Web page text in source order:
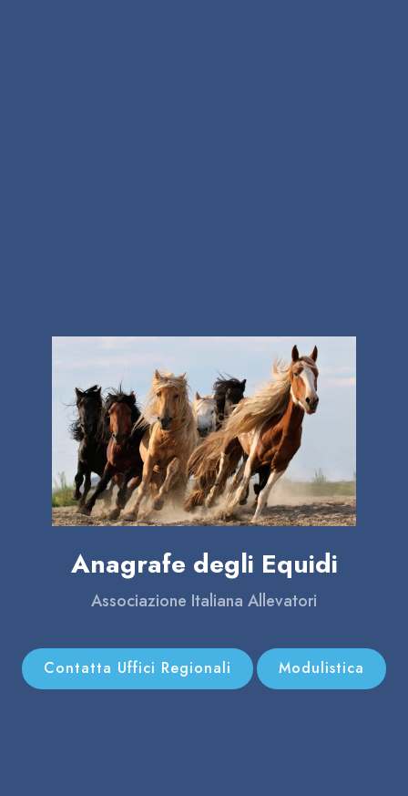
Anagrafe degli Equidi
Associazione Italiana Allevatori
Contatta Uffici Regionali Modulistica